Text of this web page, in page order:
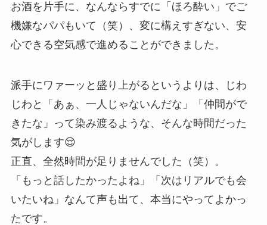
お酒を片手に、なんならすでに「ほろ酔い」でご
機嫌なパパもいて（笑）、変に構えすぎない、安
心できる空気感で進めることができました。
派手にワァーッと盛り上がるというよりは、じわ
じわと「あぁ、一人じゃないんだな」「仲間がで
きたな」って染み渡るような、そんな時間だった
気がします😌
正直、全然時間が足りませんでした（笑）。
「もっと話したかったよね」「次はリアルでも会
いたいね」なんて声も出て、本当にやってよかっ
たです。